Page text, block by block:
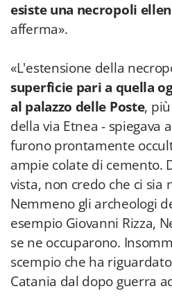
esiste una necropoli
afferma».
«L'estensione della
superficie pari a quella
al palazzo delle Poste,
della via Etnea - spiegava
furono prontamente
ampie colate di cemento.
vista, non credo che ci sia
Nemmeno gli archeologi
esempio Giovanni Rizza,
se ne occuparono.
scempio che ha
Catania dal dopo guerra